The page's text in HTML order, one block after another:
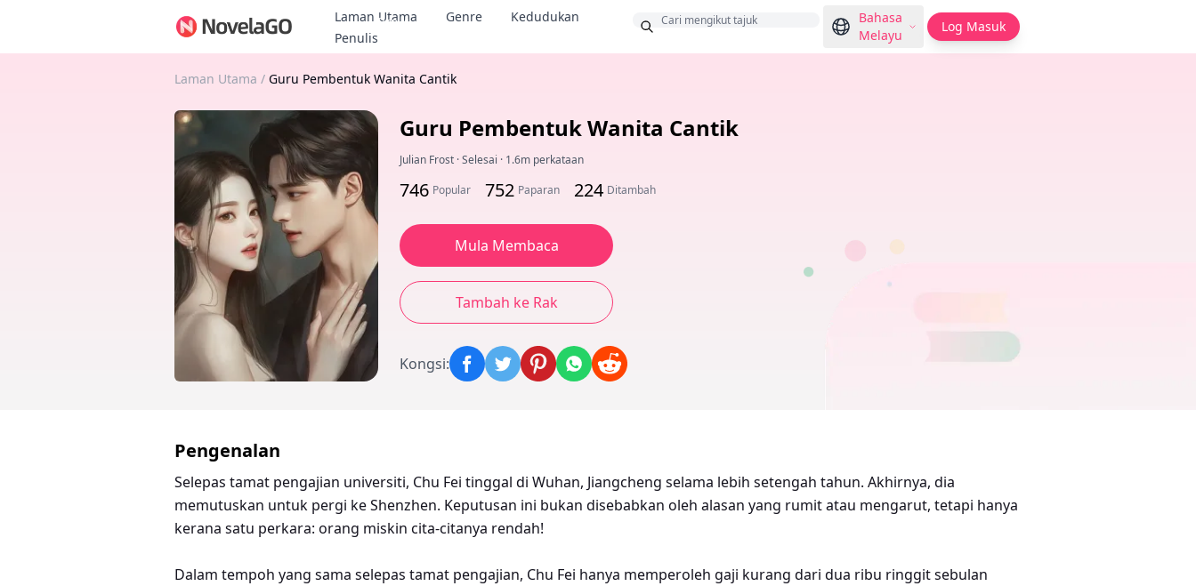
Laman Utama Genre
Kedudukan
Penulis
Bonus
Bahasa
Melayu
Log Masuk
Laman Utama / Guru Pembentuk Wanita Cantik
Guru Pembentuk Wanita Cantik
Julian Frost ·Selesai · 1.6m perkataan
746 Popular 752 Paparan 224 Ditambah
Mula Membaca
Tambah ke Rak
Kongsi:
Pengenalan
Selepas tamat pengajian universiti, Chu Fei tinggal di Wuhan, Jiangcheng selama lebih setengah tahun. Akhirnya, dia
memutuskan untuk pergi ke Shenzhen. Keputusan ini bukan disebabkan oleh alasan yang rumit atau mengarut, tetapi hanya
kerana satu perkara: orang miskin cita-citanya rendah!
Dalam tempoh yang sama selepas tamat pengajian, Chu Fei hanya memperoleh gaji kurang dari dua ribu ringgit sebulan